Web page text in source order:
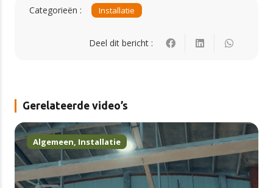
Categorieën : Installatie
Deel dit bericht :
Gerelateerde video’s
Algemeen, Installatie